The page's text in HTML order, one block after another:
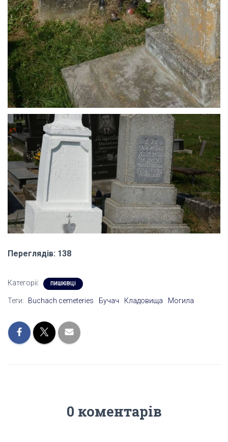
Переглядів: 138
Категорії: ПИШКІВЦІ
Теги: Buchach cemeteries Бучач Кладовища Могила
0 коментарів